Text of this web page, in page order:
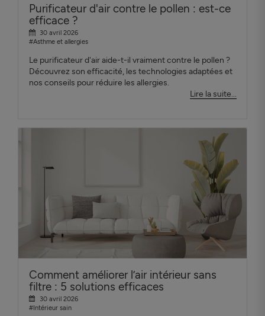
Purificateur d'air contre le pollen : est-ce
efficace ?
30 avril 2026
#Asthme et allergies
Le purificateur d'air aide-t-il vraiment contre le pollen ?
Découvrez son efficacité, les technologies adaptées et
nos conseils pour réduire les allergies.
Lire la suite...
Comment améliorer l’air intérieur sans
filtre : 5 solutions efficaces
30 avril 2026
#Intérieur sain